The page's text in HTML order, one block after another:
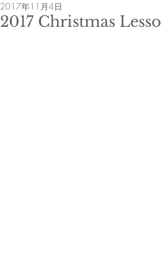
2017 Christmas
2017年11月4日